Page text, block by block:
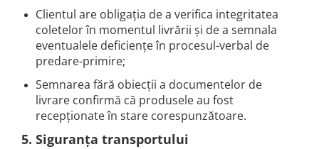
Clientul are obligația de a verifica integritatea
coletelor în momentul livrării și de a semnala
eventualele deficiențe în procesul-verbal de
predare-primire;
Semnarea fără obiecții a documentelor de
livrare confirmă că produsele au fost
recepționate în stare corespunzătoare.
5. Siguranța transportului